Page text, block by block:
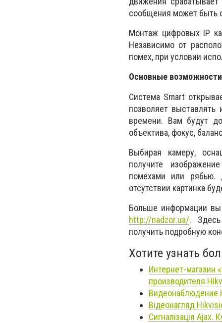
сообщения может быть
Монтаж цифровых IP
Независимо от
помех, при условии
Основные
Система Smart
позволяет выставлять
времени. Вам будут
объектива, фокус,
Выбирая камеру,
получите
помехами или рябью.
отсутствии картинка
Больше информации вы
http://nadzor.ua/.
получить подробную
Хотите узнать
Интернет-магазин
производителя
Видеонаблюдение
Відеонагляд
Сигналізація Ajax.